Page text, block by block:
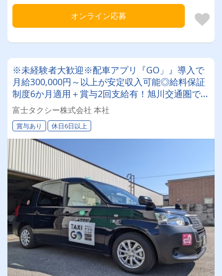
オンライン応募
※未経験者大歓迎※配車アプリ『GO」』導入で
月給300,000円～以上が安定収入可能◎給料保証
制度6か月適用＋賞与2回支給有！旭川交通圏でタ
クシードライバーに挑戦してみませんか？
富士タクシー株式会社 本社
賞与あり 休日6日以上